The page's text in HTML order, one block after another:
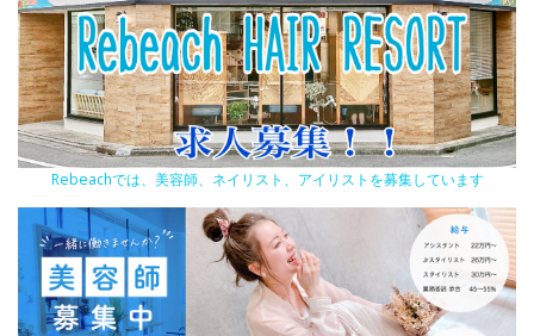
Rebeachでは、美容師、ネイリスト、アイリストを募集しています